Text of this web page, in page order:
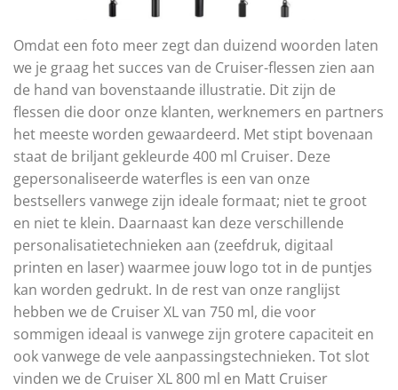
Omdat een foto meer zegt dan duizend woorden laten
we je graag het succes van de Cruiser-flessen zien aan
de hand van bovenstaande illustratie. Dit zijn de
flessen die door onze klanten, werknemers en partners
het meeste worden gewaardeerd. Met stipt bovenaan
staat de briljant gekleurde 400 ml Cruiser. Deze
gepersonaliseerde waterfles is een van onze
bestsellers vanwege zijn ideale formaat; niet te groot
en niet te klein. Daarnaast kan deze verschillende
personalisatietechnieken aan (zeefdruk, digitaal
printen en laser) waarmee jouw logo tot in de puntjes
kan worden gedrukt. In de rest van onze ranglijst
hebben we de Cruiser XL van 750 ml, die voor
sommigen ideaal is vanwege zijn grotere capaciteit en
ook vanwege de vele aanpassingstechnieken. Tot slot
vinden we de Cruiser XL 800 ml en Matt Cruiser